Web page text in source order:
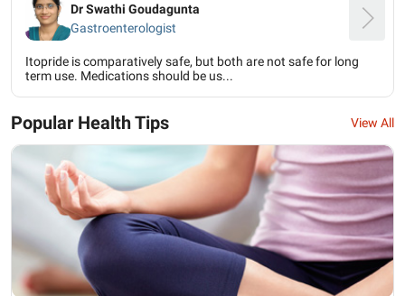
Dr Swathi Goudagunta
Gastroenterologist
Itopride is comparatively safe, but both are not safe for long
term use. Medications should be us...
Popular Health Tips View All